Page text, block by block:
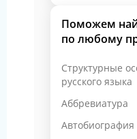
Поможем
по любому
Cтруктурные
русского языка
Аббревиатура
Автобиография